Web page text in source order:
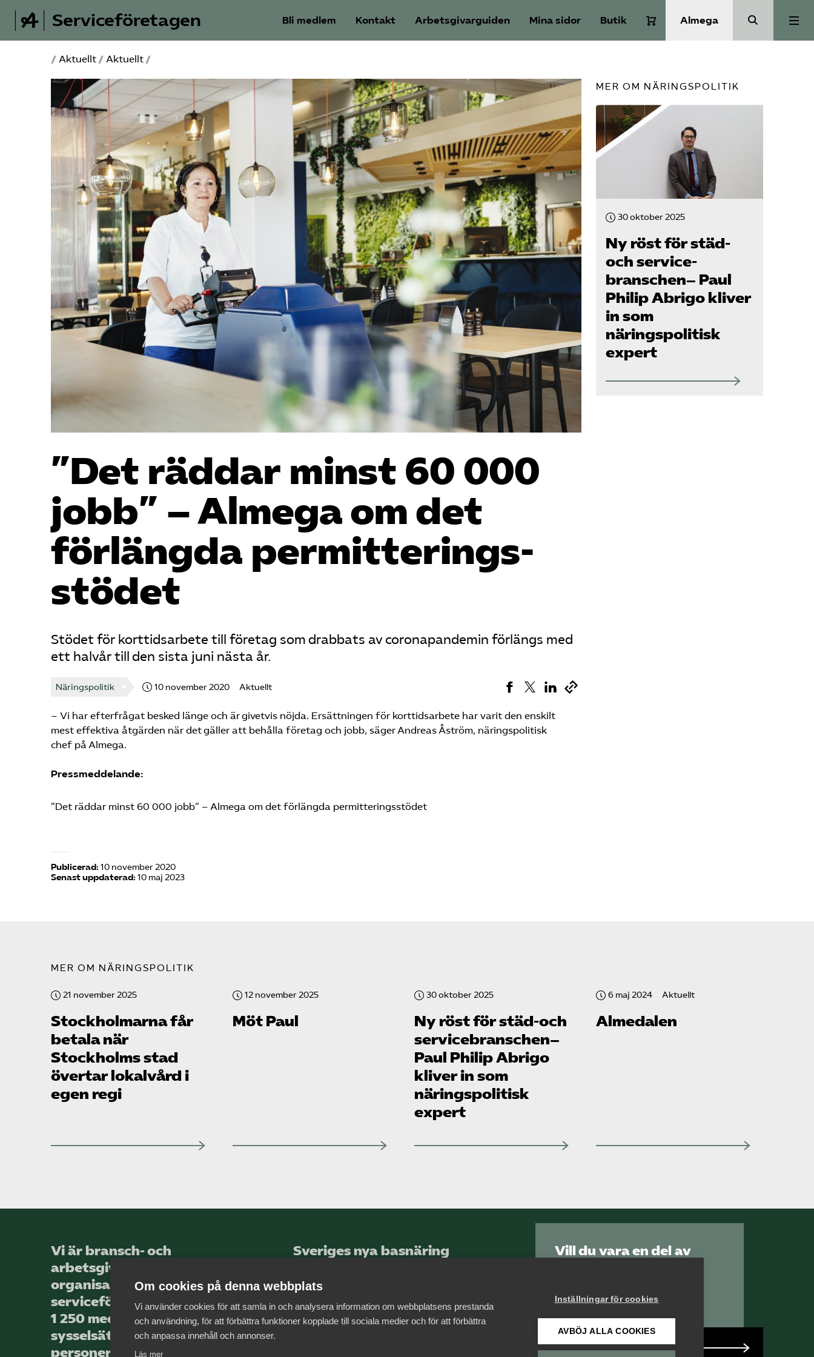
Serviceföretagen Bli medlem Kontakt Arbetsgivarguiden Mina sidor Butik Almega
Branscher
Medlemskap
Auktorisation
SRY
Bli medlem
Logga in på
/ Aktuellt / Aktuellt /
”Det räddar minst 60 000
jobb” – Almega om det
förlängda permitterings­
stödet
Stödet för korttidsarbete till företag som drabbats av coronapandemin förlängs med
ett halvår till den sista juni nästa år.
Näringspolitik 10 november 2020 Aktuellt
MER OM NÄRINGSPOLITIK
30 oktober 2025
Ny röst för städ-
och service­
branschen– Paul
Philip Abrigo kliver
in som
näringspolitisk
expert
– Vi har efterfrågat besked länge och är givetvis nöjda. Ersättningen för korttidsarbete har varit den enskilt
mest effektiva åtgärden när det gäller att behålla företag och jobb, säger Andreas Åström, näringspolitisk
chef på Almega.
Pressmeddelande:
”Det räddar minst 60 000 jobb” – Almega om det förlängda permitterings­stödet
Publicerad: 10 november 2020
Senast uppdaterad: 10 maj 2023
MER OM NÄRINGSPOLITIK
21 november 2025
Stockholmarna får
betala när
Stockholms stad
övertar lokalvård i
egen regi
12 november 2025
Möt Paul
30 oktober 2025
Ny röst för städ-och
service­branschen–
Paul Philip Abrigo
kliver in som
näringspolitisk
expert
6 maj 2024 Aktuellt
Almedalen
Vi är bransch- och
arbetsgivar­
organisationen för landets
service­företag, med totalt
1 250 medlems­företag som
sysselsätter över 44 000
personer.
Sveriges nya basnäring
integrationsmotor.
Läs mer om oss
Vill du vara en del av
Bli medlem
Om cookies på denna webbplats
Vi använder cookies för att samla in och analysera information om webbplatsens prestanda
och användning, för att förbättra funktioner kopplade till sociala medier och för att förbättra
och anpassa innehåll och annonser.
Läs mer
Inställningar för cookies
AVBÖJ ALLA COOKIES